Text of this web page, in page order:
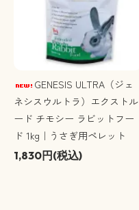
GENESIS ULTRA（ジェ
ネシスウルトラ）エクストル
ード チモシー ラビットフー
ド 1kg｜うさぎ用ペレット
1,830円(税込)